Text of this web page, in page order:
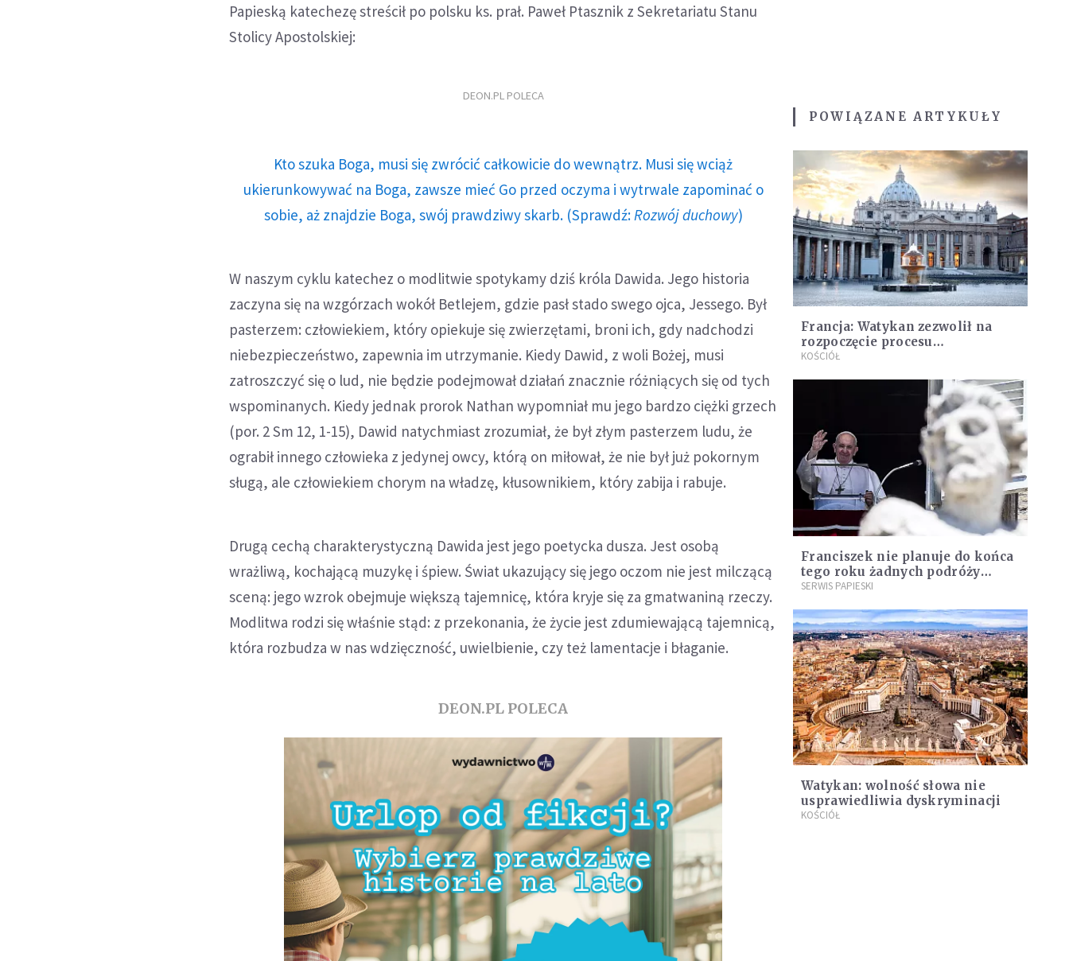
Papieską katechezę streścił po polsku ks. prał. Paweł Ptasznik z Sekretariatu Stanu
Stolicy Apostolskiej:
DEON.PL POLECA
Kto szuka Boga, musi się zwrócić całkowicie do wewnątrz. Musi się wciąż
ukierunkowywać na Boga, zawsze mieć Go przed oczyma i wytrwale zapominać o
sobie, aż znajdzie Boga, swój prawdziwy skarb. (Sprawdź: Rozwój duchowy)
W naszym cyklu katechez o modlitwie spotykamy dziś króla Dawida. Jego historia
zaczyna się na wzgórzach wokół Betlejem, gdzie pasł stado swego ojca, Jessego. Był
pasterzem: człowiekiem, który opiekuje się zwierzętami, broni ich, gdy nadchodzi
niebezpieczeństwo, zapewnia im utrzymanie. Kiedy Dawid, z woli Bożej, musi
zatroszczyć się o lud, nie będzie podejmował działań znacznie różniących się od tych
wspominanych. Kiedy jednak prorok Nathan wypomniał mu jego bardzo ciężki grzech
(por. 2 Sm 12, 1-15), Dawid natychmiast zrozumiał, że był złym pasterzem ludu, że
ograbił innego człowieka z jedynej owcy, którą on miłował, że nie był już pokornym
sługą, ale człowiekiem chorym na władzę, kłusownikiem, który zabija i rabuje.
Drugą cechą charakterystyczną Dawida jest jego poetycka dusza. Jest osobą
wrażliwą, kochającą muzykę i śpiew. Świat ukazujący się jego oczom nie jest milczącą
sceną: jego wzrok obejmuje większą tajemnicę, która kryje się za gmatwaniną rzeczy.
Modlitwa rodzi się właśnie stąd: z przekonania, że życie jest zdumiewającą tajemnicą,
która rozbudza w nas wdzięczność, uwielbienie, czy też lamentacje i błaganie.
DEON.PL POLECA
POWIĄZANE ARTYKUŁY
Francja: Watykan zezwolił na
rozpoczęcie procesu
kanonizacyjnego ośmiolatki
KOŚCIÓŁ
Franciszek nie planuje do końca
tego roku żadnych podróży
zagranicznych
SERWIS PAPIESKI
Watykan: wolność słowa nie
usprawiedliwia dyskryminacji
KOŚCIÓŁ